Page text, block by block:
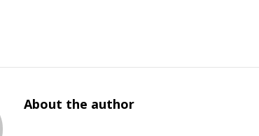
About the author